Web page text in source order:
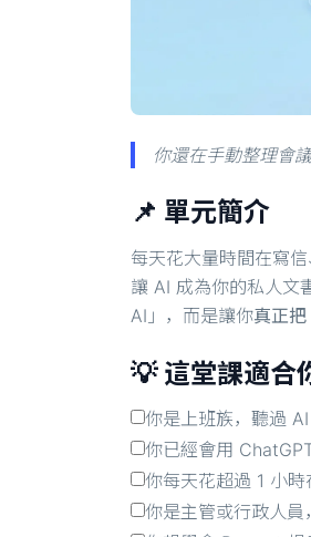
你還在手動整理會
📌 單元簡介
每天花大量時間在寫
讓 AI 成為你的私人文
AI」，而是讓你真正
💡 這堂課適合
你是上班族，聽過
你已經會用
你每天花超過 1 小
你是主管或行政人